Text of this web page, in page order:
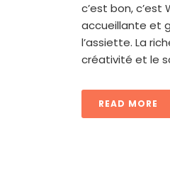
c’est bon, c’est
accueillante et
l’assiette. La
créativité et le
READ MORE